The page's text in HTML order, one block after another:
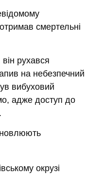
смертельні
рухався
на небезпечний
вибуховий
адже доступ до
окрузі